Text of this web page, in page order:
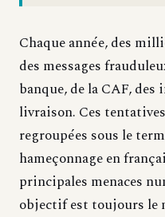
Chaque année, des
des messages
banque, de la CAF,
livraison. Ces
regroupées sous le
hameçonnage en
principales menaces
objectif est toujours le